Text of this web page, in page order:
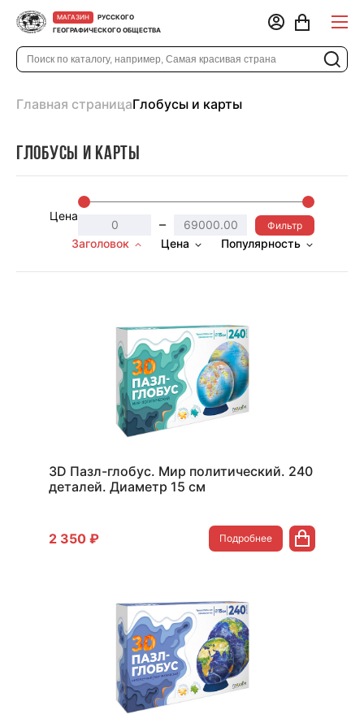
МАГАЗИН
РУССКОГО
ГЕОГРАФИЧЕСКОГО ОБЩЕСТВА
Главная страницаГлобусы и карты
Глобусы и карты
Цена
– Фильтр
Заголовок Цена Популярность
3D Пазл-глобус. Мир политический. 240
деталей. Диаметр 15 см
2 350 ₽ Подробнее